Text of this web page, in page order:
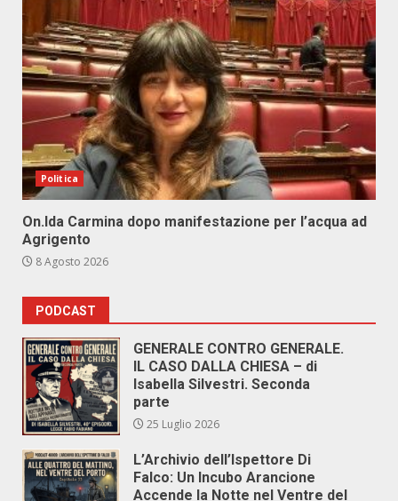
Politica
On.Ida Carmina dopo manifestazione per l’acqua ad
Agrigento
8 Agosto 2026
PODCAST
GENERALE CONTRO GENERALE.
IL CASO DALLA CHIESA – di
Isabella Silvestri. Seconda
parte
25 Luglio 2026
L’Archivio dell’Ispettore Di
Falco: Un Incubo Arancione
Accende la Notte nel Ventre del